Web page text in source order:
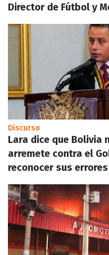
Director de Fútbol y
Discurso
Lara dice que Bolivia
arremete contra el
reconocer sus